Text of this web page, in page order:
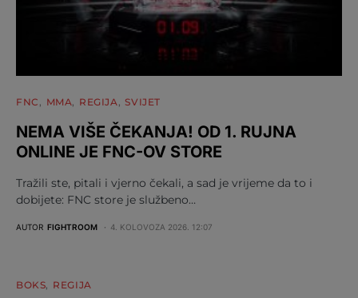
FNC MMA REGIJA SVIJET
NEMA VIŠE ČEKANJA! OD 1. RUJNA
ONLINE JE FNC-OV STORE
Tražili ste, pitali i vjerno čekali, a sad je vrijeme da to i
dobijete: FNC store je službeno…
AUTOR FIGHTROOM 4. KOLOVOZA 2026. 12:07
BOKS REGIJA